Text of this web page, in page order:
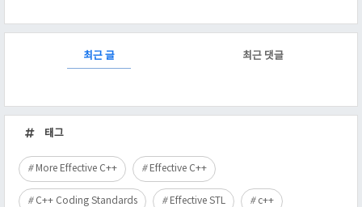
최근 글 최근 댓글
근
글
태그
More Effective C++ Effective C++
C++ Coding Standards Effective STL c++